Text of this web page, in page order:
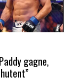
gagne,